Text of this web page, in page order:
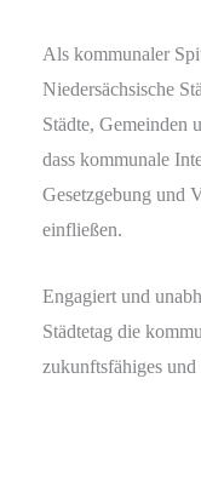
Als kommunaler
Niedersächsische
Städte, Gemeinden
dass kommunale
Gesetzgebung und
einfließen.
Engagiert und
Städtetag die
zukunftsfähiges